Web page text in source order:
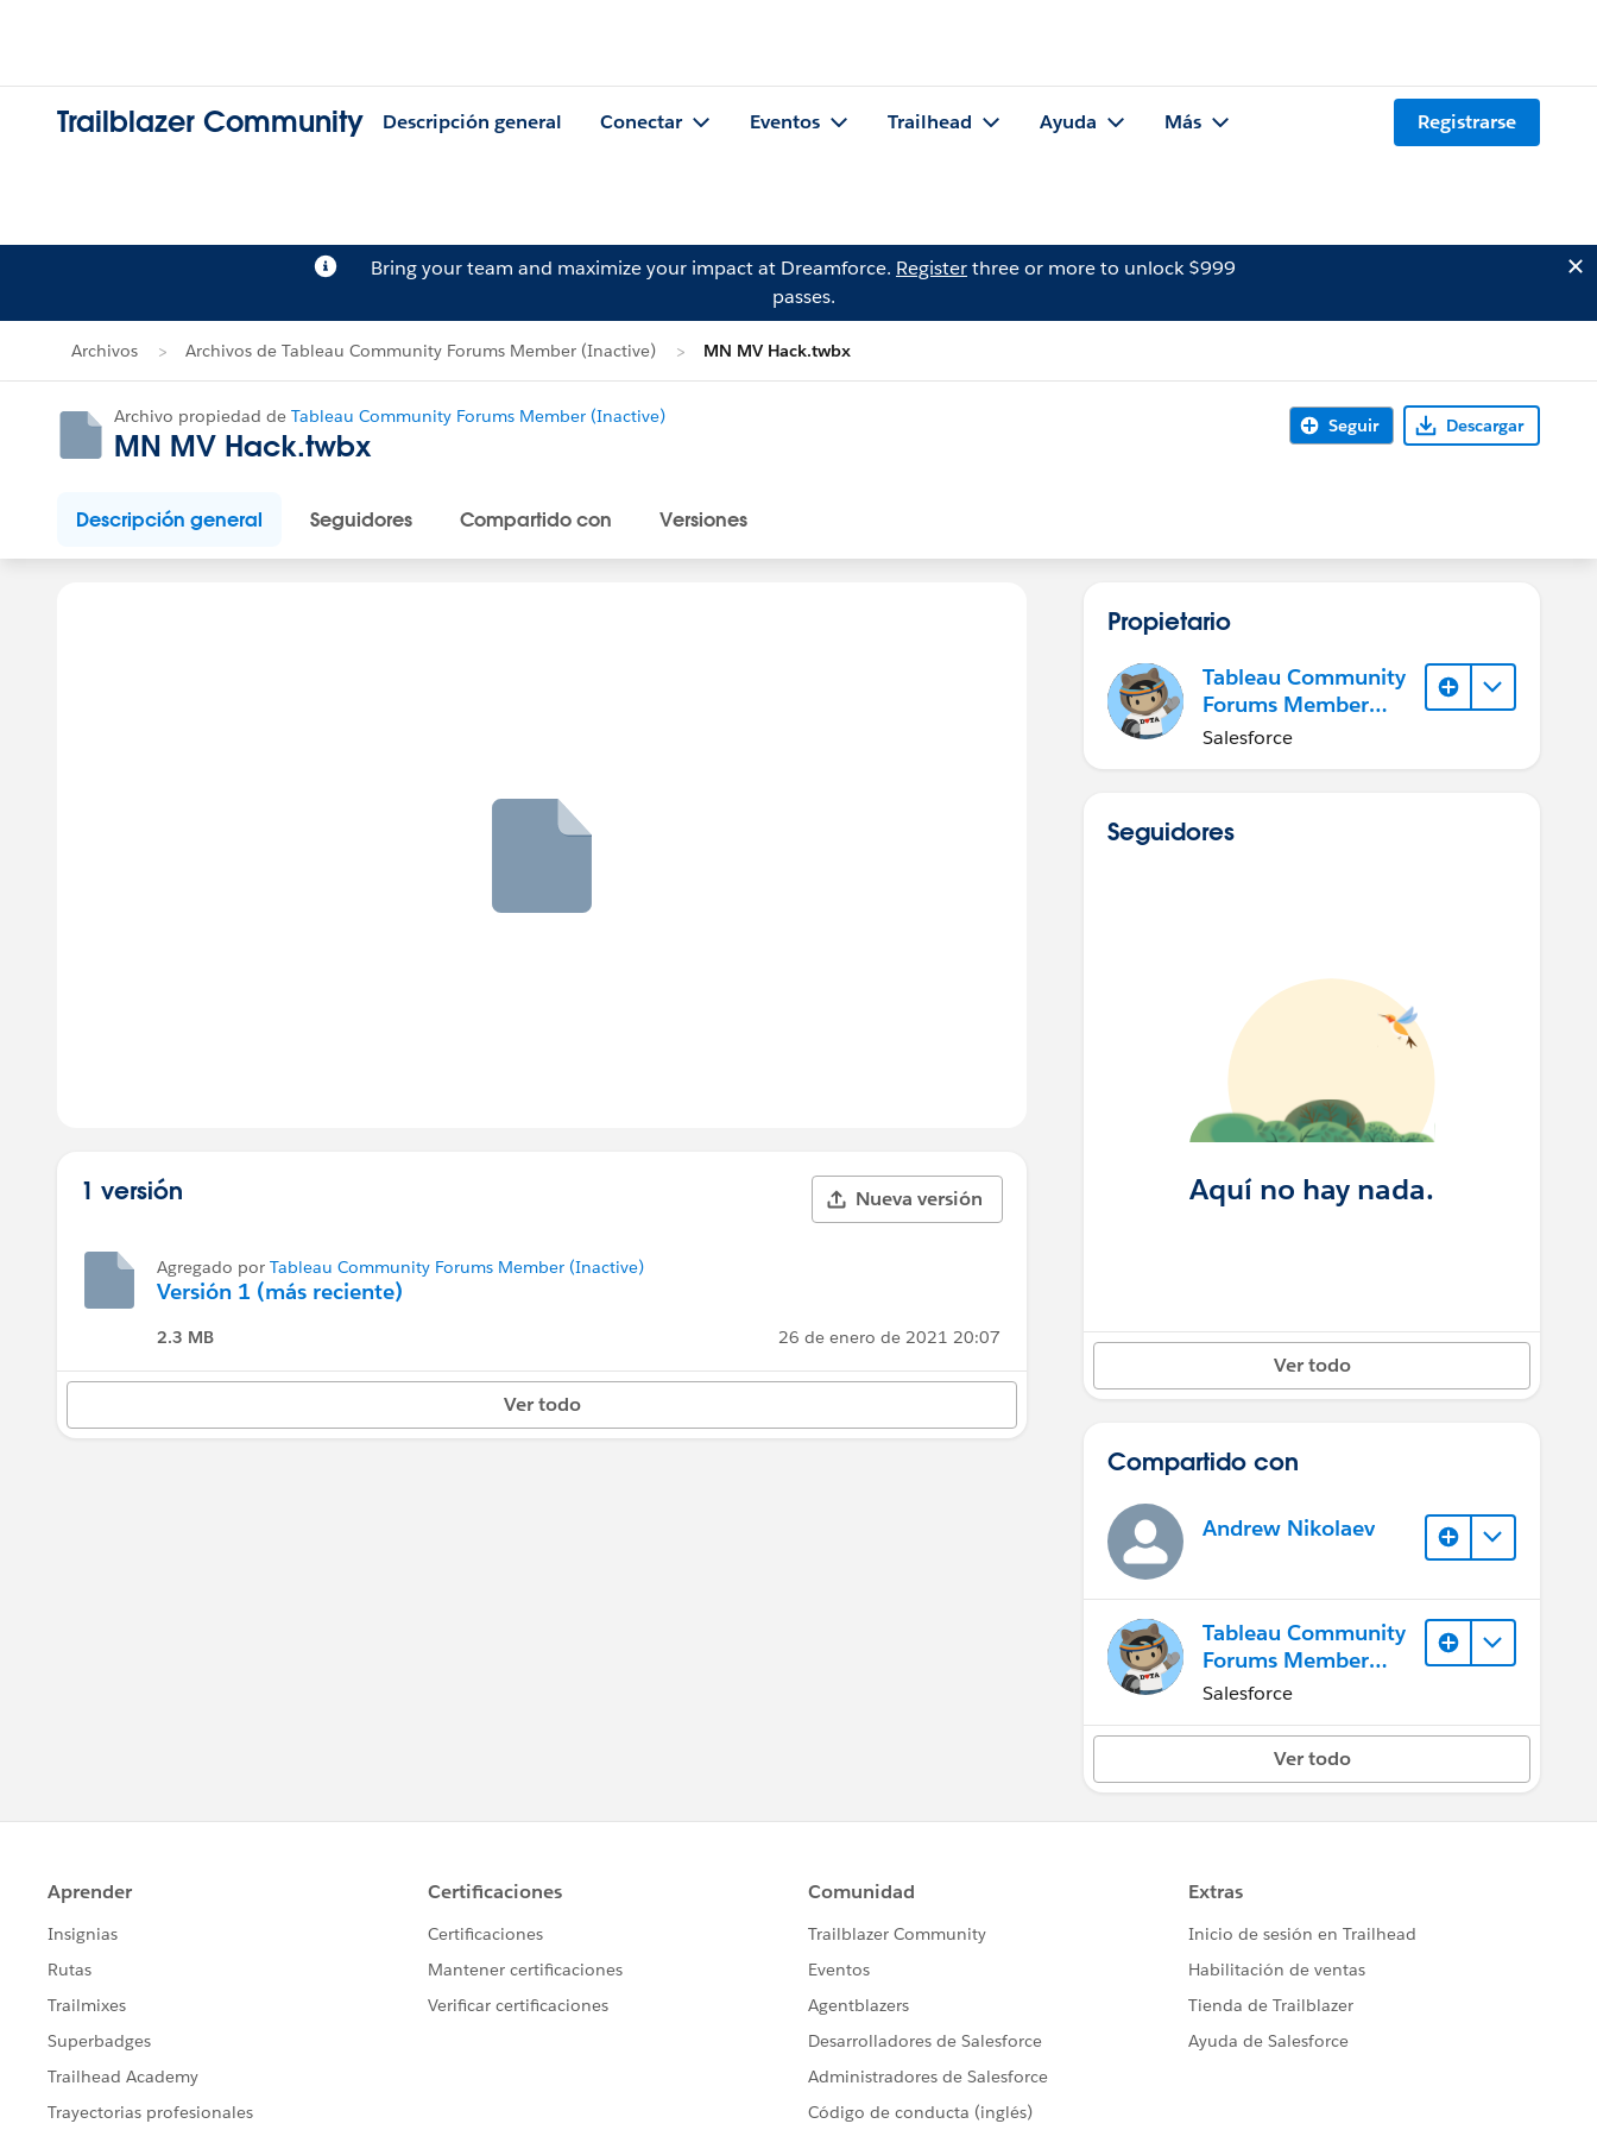
Trailblazer Community Descripción general Conectar Eventos Trailhead Ayuda Más Registrarse
Bring your team and maximize your impact at Dreamforce. Registerthree or more to unlock $999
passes.
Archivos Archivos de Tableau Community Forums Member (Inactive) MN MV Hack.twbx
Archivo propiedad de Tableau Community Forums Member (Inactive)
MN MV Hack.twbx
Seguir Descargar
Descripción general Seguidores Compartido con Versiones
1 versión Nueva versión
Agregado por Tableau Community Forums Member (Inactive)
Versión 1 (más reciente)
2.3 MB 26 de enero de 2021 20:07
Ver todo
Propietario
Tableau Community
Forums Member
(Inactive)
Salesforce
Seguidores
Aquí no hay nada.
Ver todo
Compartido con
Andrew Nikolaev
Tableau Community
Forums Member
(Inactive)
Salesforce
Ver todo